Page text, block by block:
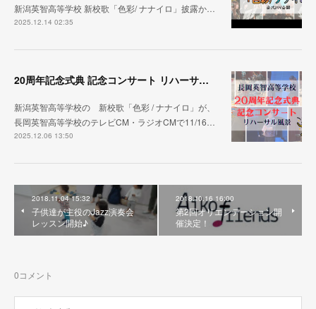
新潟英智高等学校 新校歌「色彩/ ナナイロ」披露か…
2025.12.14 02:35
20周年記念式典 記念コンサート リハーサル映像 公開
新潟英智高等学校の 新校歌「色彩 / ナナイロ」が、
長岡英智高等学校のテレビCM・ラジオCMで11/16…
2025.12.06 13:50
2018.11.04 15:32
子供達が主役のJazz演奏会
レッスン開始♪
2018.10.16 16:00
第2回オリエンテーション開
催決定！
0コメント